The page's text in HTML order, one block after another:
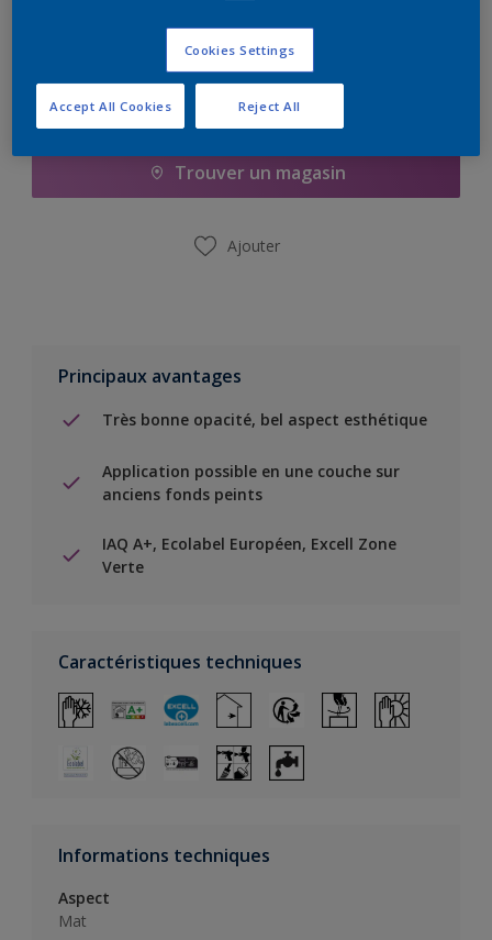
Ajouter à la liste d’achats
Trouver un magasin
Ajouter
Principaux avantages
Très bonne opacité, bel aspect esthétique
Application possible en une couche sur
anciens fonds peints
IAQ A+, Ecolabel Européen, Excell Zone
Verte
Caractéristiques techniques
Informations techniques
Aspect
Mat
Cookies Settings
Reject All
Accept All Cookies